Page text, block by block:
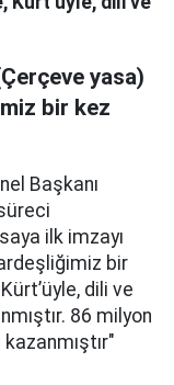
yasa)
bir kez
Başkanı
ilk imzayı
bir
dili ve
86 milyon